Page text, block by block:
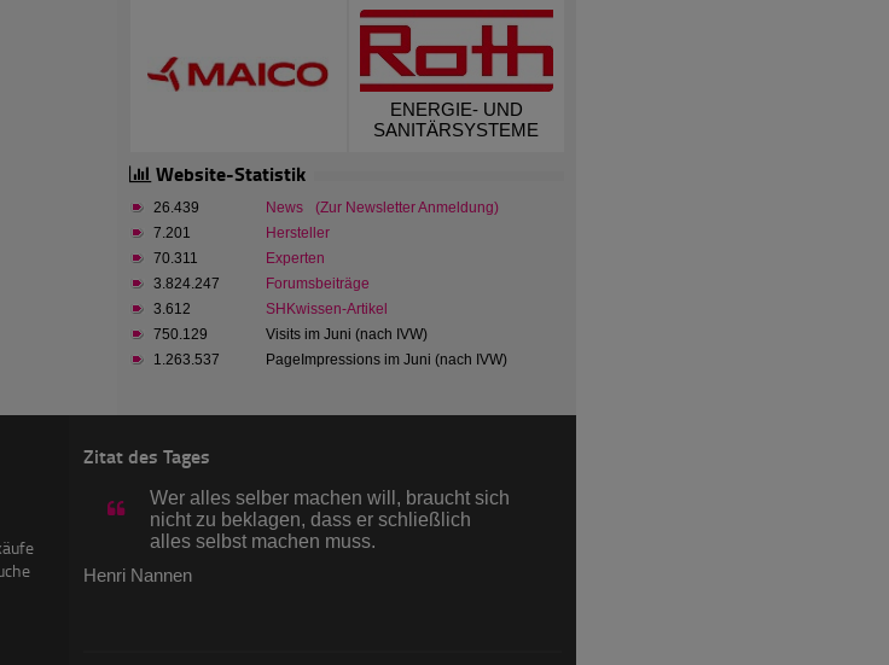
ENERGIE- UND
SANITÄRSYSTEME
Website-Statistik
26.439 News
(Zur Newsletter Anmeldung)
7.201
Hersteller
70.311
Experten
3.824.247
Forumsbeiträge
3.612
SHKwissen-Artikel
750.129
Visits im Juni (nach IVW)
1.263.537
PageImpressions im Juni (nach IVW)
Zitat des Tages
Wer alles selber machen will, braucht sich
nicht zu beklagen, dass er schließlich
alles selbst machen muss.
Henri Nannen